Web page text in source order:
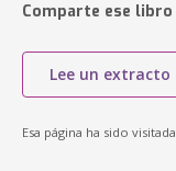
Comparte ese libro
Lee un extracto
Esa página ha sido visitada